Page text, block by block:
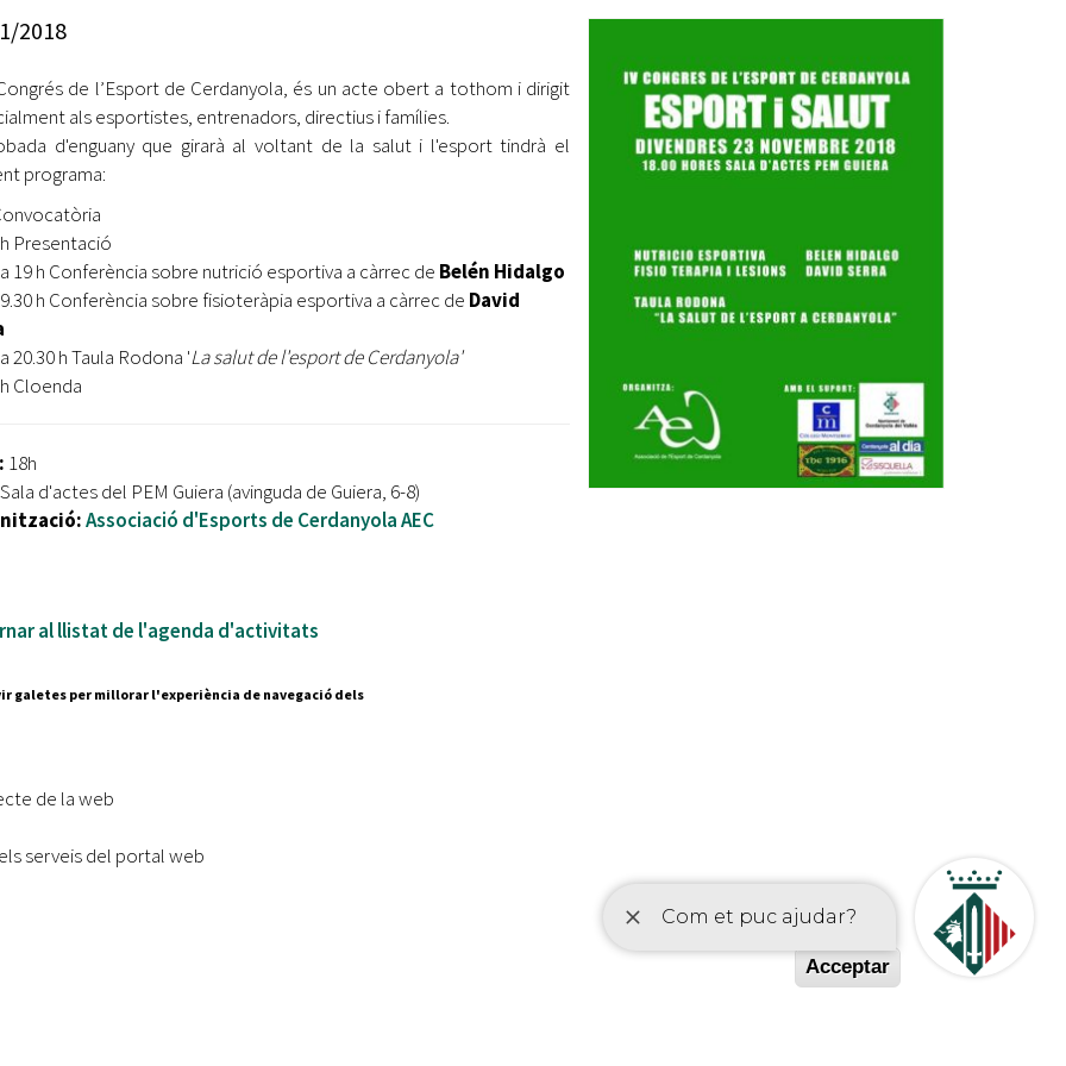
Retiment de Comptes
Accés a Informació Pública
Catàleg de Serveis i Tràmits
jove 2026
Cerdanyola opta a més de 5 milions d'euros del Pla de
Barris per transformar les Fontetes, Quatre Cantons i
l'entorn de l'avinguda Catalunya
El FIT presenta el cartell de la seva 16a edició i dona el
tret de sortida al festival
L’Ajuntament reparteix ulleres gratuïtes per veure
l'eclipsi solar
Entitats
Equipaments
Webs Municipals
2018
de l’Esport de Cerdanyola, és un acte obert a tothom i dirigit
als esportistes, entrenadors, directius i famílies.
d'enguany que girarà al voltant de la salut i l'esport tindrà el
programa:
Presentació
19 h Conferència sobre nutrició esportiva a càrrec de Belén Hidalgo
h Conferència sobre fisioteràpia esportiva a càrrec de David
20.30 h Taula Rodona 'La salut de l'esport de Cerdanyola'
Cloenda
18h
d'actes del PEM Guiera (avinguda de Guiera, 6-8)
Associació d'Esports de Cerdanyola AEC
al llistat de l'agenda d'activitats
88 88
galetes per millorar l'experiència de navegació dels
de la web
serveis del portal web
Acceptar